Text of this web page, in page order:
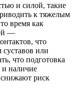
и силой, такие
к тяжелым
время как
—
что
или
что подготовка
и наличие
снижают риск